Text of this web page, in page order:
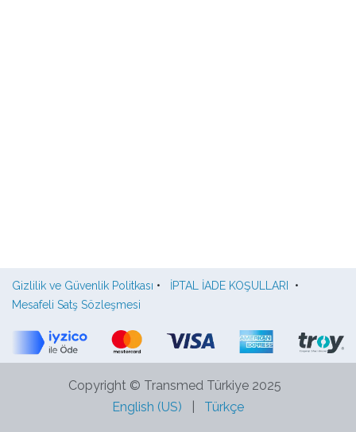
Gizlilik ve Güvenlik Politkası • İPTAL İADE KOŞULLARI
•
Mesafeli Satş Sözleşmesi
Copyright © Transmed Türkiye 2025
English (US)
Türkçe